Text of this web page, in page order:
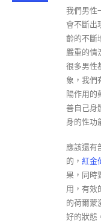
我們男性
會不斷出
齡的不斷
嚴重的情
很多男性
象，我們
陽作用的
善自己身
身的性功
應該還有
的， 紅金
果，同時
用，有效
的荷爾蒙
好的狀態